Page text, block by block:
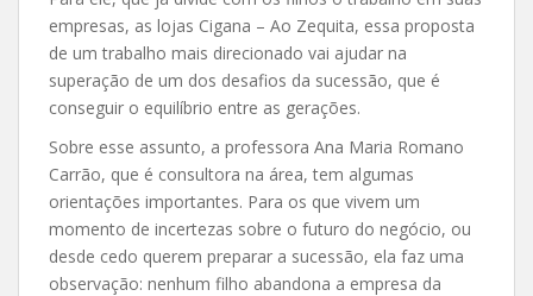
empresas, as lojas Cigana – Ao Zequita, essa proposta
de um trabalho mais direcionado vai ajudar na
superação de um dos desafios da sucessão, que é
conseguir o equilíbrio entre as gerações.
Sobre esse assunto, a professora Ana Maria Romano
Carrão, que é consultora na área, tem algumas
orientações importantes. Para os que vivem um
momento de incertezas sobre o futuro do negócio, ou
desde cedo querem preparar a sucessão, ela faz uma
observação: nenhum filho abandona a empresa da